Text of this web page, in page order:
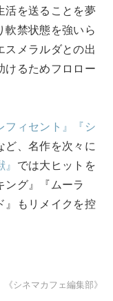
活を送ることを夢
軟禁状態を強いら
スメラルダとの出
けるためフロロー
フィセント』
『シ
ど、名作を次々に
では大ヒットを
ング』『ムーラ
』もリメイクを控
《シネマカフェ編集部》